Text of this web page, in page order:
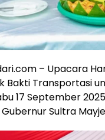
– Upacara
Bakti Transportasi
17 September
Sultra